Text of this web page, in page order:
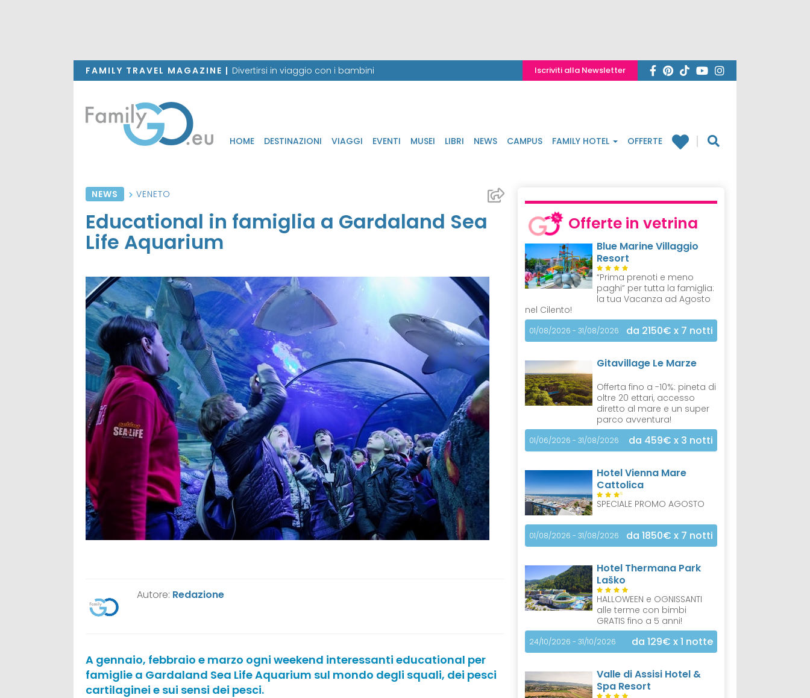
FAMILY TRAVEL MAGAZINE | Divertirsi in viaggio con i bambini Iscriviti alla Newsletter
HOME DESTINAZIONI VIAGGI EVENTI MUSEI LIBRI NEWS CAMPUS FAMILY HOTEL OFFERTE
NEWS VENETO
Educational in famiglia a Gardaland Sea
Life Aquarium
Autore: Redazione
A gennaio, febbraio e marzo ogni weekend interessanti educational per
famiglie a Gardaland Sea Life Aquarium sul mondo degli squali, dei pesci
cartilaginei e sui sensi dei pesci.
Offerte in vetrina
Blue Marine Villaggio
Resort
“Prima prenoti e meno
paghi” per tutta la famiglia:
la tua Vacanza ad Agosto
nel Cilento!
01/08/2026 - 31/08/2026 da 2150€ x 7 notti
Gitavillage Le Marze
Offerta fino a -10%: pineta di
oltre 20 ettari, accesso
diretto al mare e un super
parco avventura!
01/06/2026 - 31/08/2026 da 459€ x 3 notti
Hotel Vienna Mare
Cattolica
S
SPECIALE PROMO AGOSTO
01/08/2026 - 31/08/2026 da 1850€ x 7 notti
Hotel Thermana Park
Laško
HALLOWEEN e OGNISSANTI
alle terme con bimbi
GRATIS fino a 5 anni!
24/10/2026 - 31/10/2026 da 129€ x 1 notte
Valle di Assisi Hotel &
Spa Resort